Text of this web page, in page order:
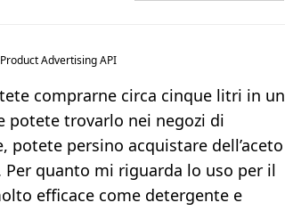
Advertising API
comprarne circa cinque litri in un
potete trovarlo nei negozi di
persino acquistare dell’aceto
quanto mi riguarda lo uso per il
efficace come detergente e